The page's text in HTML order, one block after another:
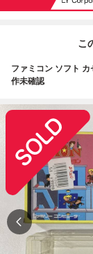
こ
ファミコン ソフト
作未確認